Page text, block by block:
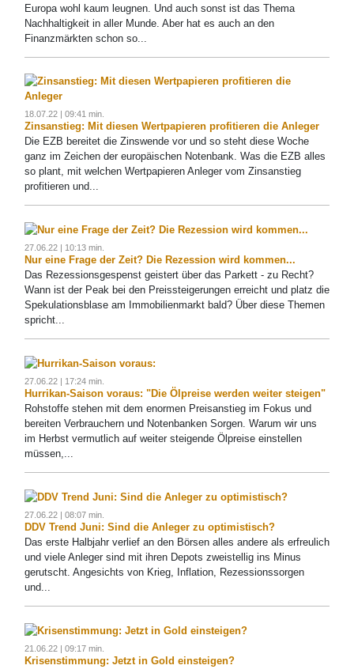
Europa wohl kaum leugnen. Und auch sonst ist das Thema
Nachhaltigkeit in aller Munde. Aber hat es auch an den
Finanzmärkten schon so...
18.07.22 | 09:41 min.
Zinsanstieg: Mit diesen Wertpapieren profitieren die Anleger
Die EZB bereitet die Zinswende vor und so steht diese Woche
ganz im Zeichen der europäischen Notenbank. Was die EZB alles
so plant, mit welchen Wertpapieren Anleger vom Zinsanstieg
profitieren und...
27.06.22 | 10:13 min.
Nur eine Frage der Zeit? Die Rezession wird kommen...
Das Rezessionsgespenst geistert über das Parkett - zu Recht?
Wann ist der Peak bei den Preissteigerungen erreicht und platz die
Spekulationsblase am Immobilienmarkt bald? Über diese Themen
spricht...
27.06.22 | 17:24 min.
Hurrikan-Saison voraus: "Die Ölpreise werden weiter steigen"
Rohstoffe stehen mit dem enormen Preisanstieg im Fokus und
bereiten Verbrauchern und Notenbanken Sorgen. Warum wir uns
im Herbst vermutlich auf weiter steigende Ölpreise einstellen
müssen,...
27.06.22 | 08:07 min.
DDV Trend Juni: Sind die Anleger zu optimistisch?
Das erste Halbjahr verlief an den Börsen alles andere als erfreulich
und viele Anleger sind mit ihren Depots zweistellig ins Minus
gerutscht. Angesichts von Krieg, Inflation, Rezessionssorgen
und...
21.06.22 | 09:17 min.
Krisenstimmung: Jetzt in Gold einsteigen?